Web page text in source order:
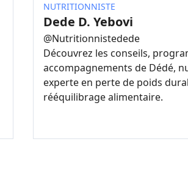
NUTRITIONNISTE
Dede D. Yebovi
@Nutritionnistedede
Découvrez les conseils,
accompagnements de Dédé,
experte en perte de poids
rééquilibrage alimentaire.